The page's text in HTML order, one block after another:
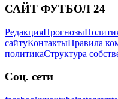
САЙТ ФУТБОЛ 24
РедакцияПрогнозы
сайтуКонтактыПравила
политикаСтруктура
Соц. сети